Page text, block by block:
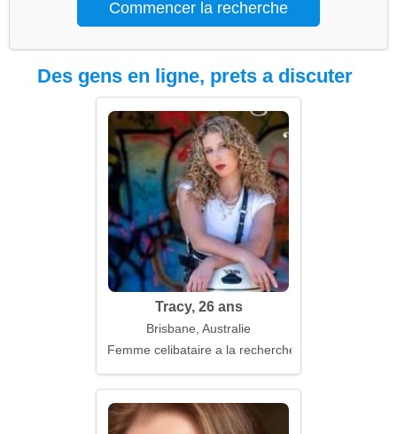
Des gens en ligne, prets a discuter
Tracy, 26 ans
Brisbane, Australie
Femme celibataire a la recherche d'un mari